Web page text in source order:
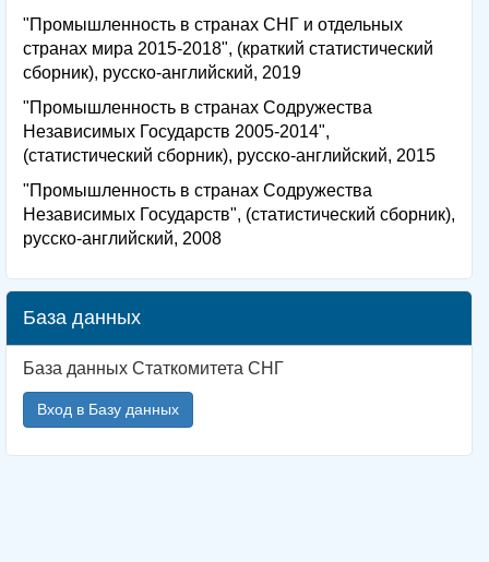
"Промышленность в странах СНГ и отдельных
странах мира 2015-2018", (краткий статистический
сборник), русско-английский, 2019
"Промышленность в странах Содружества
Независимых Государств 2005-2014",
(статистический сборник), русско-английский, 2015
"Промышленность в странах Содружества
Независимых Государств", (статистический сборник),
русско-английский, 2008
База данных
База данных Статкомитета СНГ
Вход в Базу данных